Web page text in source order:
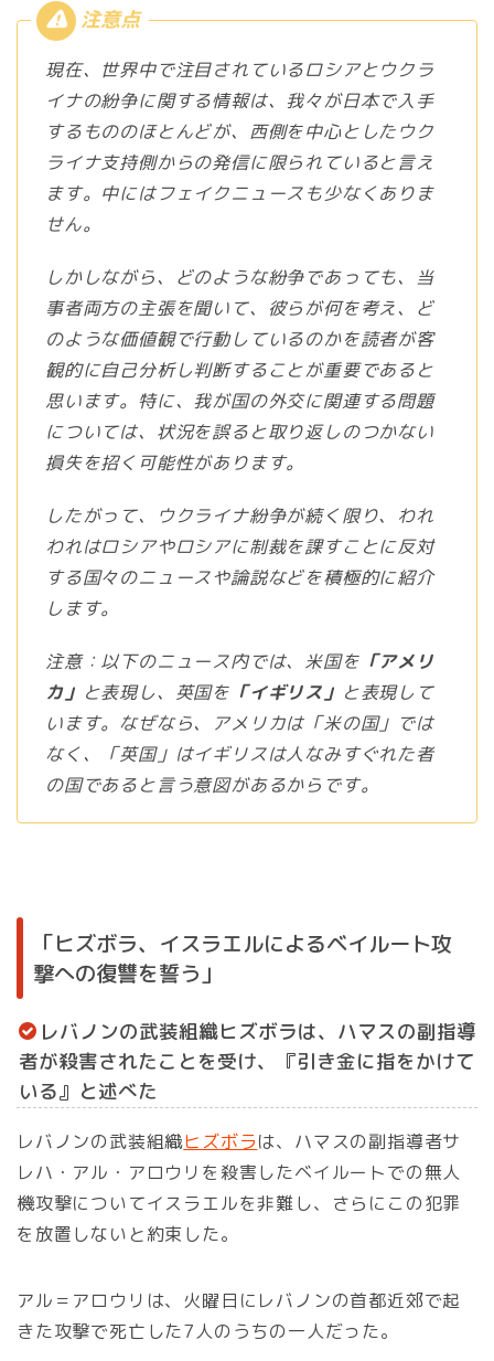
現在、世界中で注目されているロシアとウクラ
イナの紛争に関する情報は、我々が日本で入手
するもののほとんどが、西側を中心としたウク
ライナ支持側からの発信に限られていると言え
ます。中にはフェイクニュースも少なくありま
せん。
しかしながら、どのような紛争であっても、当
事者両方の主張を聞いて、彼らが何を考え、ど
のような価値観で行動しているのかを読者が客
観的に自己分析し判断することが重要であると
思います。特に、我が国の外交に関連する問題
については、状況を誤ると取り返しのつかない
損失を招く可能性があります。
したがって、ウクライナ紛争が続く限り、われ
われはロシアやロシアに制裁を課すことに反対
する国々のニュースや論説などを積極的に紹介
します。
注意：以下のニュース内では、米国を 「アメリ
カ」 と表現し、英国を 「イギリス」 と表現して
います。なぜなら、アメリカは「米の国」では
なく、「英国」はイギリスは人なみすぐれた者
の国であると言う意図があるからです。
「ヒズボラ、イスラエルによるベイルート攻
撃への復讐を誓う」
レバノンの武装組織ヒズボラは、ハマスの副指導
者が殺害されたことを受け、『引き金に指をかけて
いる』と述べた
レバノンの武装組織ヒズボラは、ハマスの副指導者サ
レハ・アル・アロウリを殺害したベイルートでの無人
機攻撃についてイスラエルを非難し、さらにこの犯罪
を放置しないと約束した。
アル＝アロウリは、火曜日にレバノンの首都近郊で起
きた攻撃で死亡した7人のうちの一人だった。